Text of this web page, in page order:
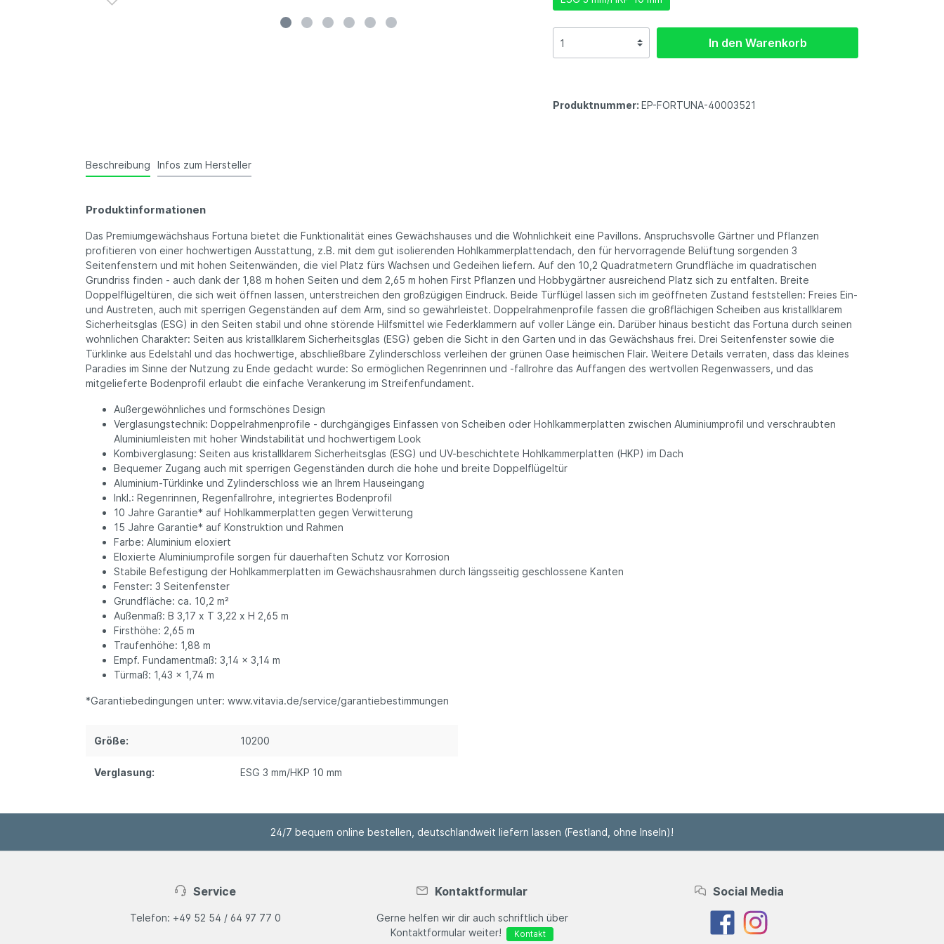
In den Warenkorb
Produktnummer: EP-FORTUNA-40003521
Beschreibung Infos zum Hersteller
Produktinformationen
Das Premiumgewächshaus Fortuna bietet die Funktionalität eines Gewächshauses und die Wohnlichkeit eine Pavillons. Anspruchsvolle Gärtner und Pflanzen
profitieren von einer hochwertigen Ausstattung, z.B. mit dem gut isolierenden Hohlkammerplattendach, den für hervorragende Belüftung sorgenden 3
Seitenfenstern und mit hohen Seitenwänden, die viel Platz fürs Wachsen und Gedeihen liefern. Auf den 10,2 Quadratmetern Grundfläche im quadratischen
Grundriss finden - auch dank der 1,88 m hohen Seiten und dem 2,65 m hohen First Pflanzen und Hobbygärtner ausreichend Platz sich zu entfalten. Breite
Doppelflügeltüren, die sich weit öffnen lassen, unterstreichen den großzügigen Eindruck. Beide Türflügel lassen sich im geöffneten Zustand feststellen: Freies Ein-
und Austreten, auch mit sperrigen Gegenständen auf dem Arm, sind so gewährleistet. Doppelrahmenprofile fassen die großflächigen Scheiben aus kristallklarem
Sicherheitsglas (ESG) in den Seiten stabil und ohne störende Hilfsmittel wie Federklammern auf voller Länge ein. Darüber hinaus besticht das Fortuna durch seinen
wohnlichen Charakter: Seiten aus kristallklarem Sicherheitsglas (ESG) geben die Sicht in den Garten und in das Gewächshaus frei. Drei Seitenfenster sowie die
Türklinke aus Edelstahl und das hochwertige, abschließbare Zylinderschloss verleihen der grünen Oase heimischen Flair. Weitere Details verraten, dass das kleines
Paradies im Sinne der Nutzung zu Ende gedacht wurde: So ermöglichen Regenrinnen und -fallrohre das Auffangen des wertvollen Regenwassers, und das
mitgelieferte Bodenprofil erlaubt die einfache Verankerung im Streifenfundament.
Außergewöhnliches und formschönes Design
Verglasungstechnik: Doppelrahmenprofile - durchgängiges Einfassen von Scheiben oder Hohlkammerplatten zwischen Aluminiumprofil und verschraubten
Aluminiumleisten mit hoher Windstabilität und hochwertigem Look
Kombiverglasung: Seiten aus kristallklarem Sicherheitsglas (ESG) und UV-beschichtete Hohlkammerplatten (HKP) im Dach
Bequemer Zugang auch mit sperrigen Gegenständen durch die hohe und breite Doppelflügeltür
Aluminium-Türklinke und Zylinderschloss wie an Ihrem Hauseingang
Inkl.: Regenrinnen, Regenfallrohre, integriertes Bodenprofil
10 Jahre Garantie* auf Hohlkammerplatten gegen Verwitterung
15 Jahre Garantie* auf Konstruktion und Rahmen
Farbe: Aluminium eloxiert
Eloxierte Aluminiumprofile sorgen für dauerhaften Schutz vor Korrosion
Stabile Befestigung der Hohlkammerplatten im Gewächshausrahmen durch längsseitig geschlossene Kanten
Fenster: 3 Seitenfenster
Grundfläche: ca. 10,2 m²
Außenmaß: B 3,17 x T 3,22 x H 2,65 m
Firsthöhe: 2,65 m
Traufenhöhe: 1,88 m
Empf. Fundamentmaß: 3,14 x 3,14 m
Türmaß: 1,43 x 1,74 m
*Garantiebedingungen unter: www.vitavia.de/service/garantiebestimmungen
Größe: 10200
Verglasung: ESG 3 mm/HKP 10 mm
24/7 bequem online bestellen, deutschlandweit liefern lassen (Festland, ohne Inseln)!
Service
Telefon: +49 52 54 / 64 97 77 0
Kontaktformular
Gerne helfen wir dir auch schriftlich über
Kontaktformular weiter!
Kontakt
Social Media